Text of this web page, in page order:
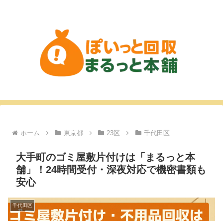
ホーム 東京都 23区 千代田区
大手町のゴミ屋敷片付けは「まるっと本
舗」！24時間受付・深夜対応で機密書類も
安心
千代田区